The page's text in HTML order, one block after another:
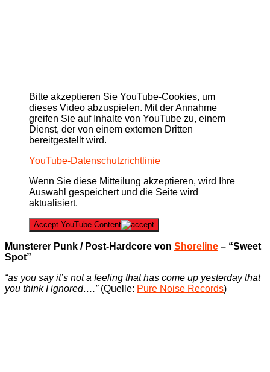
Bitte akzeptieren Sie YouTube-Cookies, um
dieses Video abzuspielen. Mit der Annahme
greifen Sie auf Inhalte von YouTube zu, einem
Dienst, der von einem externen Dritten
bereitgestellt wird.
YouTube-Datenschutzrichtlinie
Wenn Sie diese Mitteilung akzeptieren, wird Ihre
Auswahl gespeichert und die Seite wird
aktualisiert.
Accept YouTube Content
Munsterer Punk / Post-Hardcore von Shoreline – “Sweet
Spot”
“as you say it’s not a feeling that has come up yesterday that
you think I ignored….”(Quelle: Pure Noise Records)